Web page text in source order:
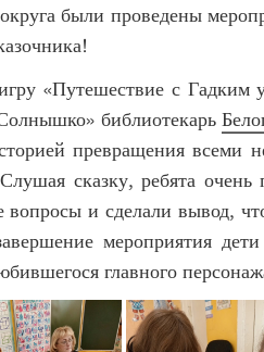
были проведены
«Путешествие с Гадким
библиотекарь
превращения всеми
сказку, ребята
вопросы и сделали вывод,
мероприятия
главного